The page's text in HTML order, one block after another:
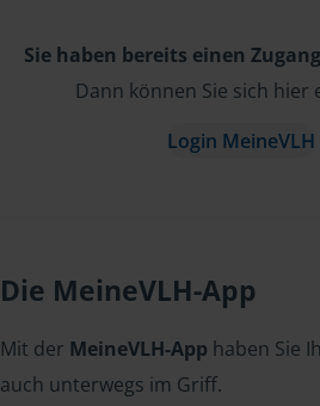
Sie haben bereits einen
Dann können Sie sich hier
Login MeineVLH
Die MeineVLH-App
Mit der MeineVLH-App haben Sie
auch unterwegs im Griff.